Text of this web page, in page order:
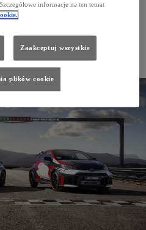
GR Yarisa – Ogier Edition i Rovanperä Edition.
który chciał w ten sposób uczcić mistrzów
Team (TGR-WRT) – Sébastiena Ogiera i Kalle
manualną skrzynię o 6 przełożeniach, a ich
VIP. Tym, co czyni je autami kolekcjonerskimi, są
liczbie 400 egzemplarzy (po 200 każdej wersji).
informacje na ten temat
Zaakceptuj wszystkie
plików cookie